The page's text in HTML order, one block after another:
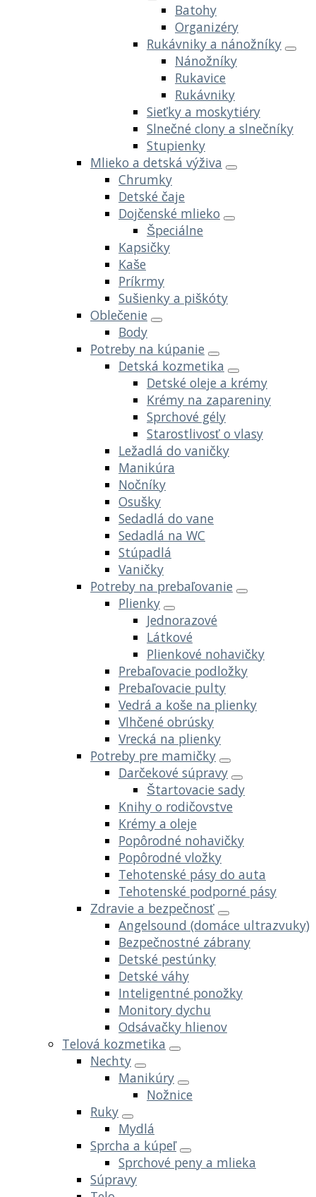
Batohy
Organizéry
Rukávniky a nánožníky
Nánožníky
Rukavice
Rukávniky
Sieťky a moskytiéry
Slnečné clony a slnečníky
Stupienky
Mlieko a detská výživa
Chrumky
Detské čaje
Dojčenské mlieko
Špeciálne
Kapsičky
Kaše
Príkrmy
Sušienky a piškóty
Oblečenie
Body
Potreby na kúpanie
Detská kozmetika
Detské oleje a krémy
Krémy na zapareniny
Sprchové gély
Starostlivosť o vlasy
Ležadlá do vaničky
Manikúra
Nočníky
Osušky
Sedadlá do vane
Sedadlá na WC
Stúpadlá
Vaničky
Potreby na prebaľovanie
Plienky
Jednorazové
Látkové
Plienkové nohavičky
Prebaľovacie podložky
Prebaľovacie pulty
Vedrá a koše na plienky
Vlhčené obrúsky
Vrecká na plienky
Potreby pre mamičky
Darčekové súpravy
Štartovacie sady
Knihy o rodičovstve
Krémy a oleje
Popôrodné nohavičky
Popôrodné vložky
Tehotenské pásy do auta
Tehotenské podporné pásy
Zdravie a bezpečnosť
Angelsound (domáce ultrazvuky)
Bezpečnostné zábrany
Detské pestúnky
Detské váhy
Inteligentné ponožky
Monitory dychu
Odsávačky hlienov
Telová kozmetika
Nechty
Manikúry
Nožnice
Ruky
Mydlá
Sprcha a kúpeľ
Sprchové peny a mlieka
Súpravy